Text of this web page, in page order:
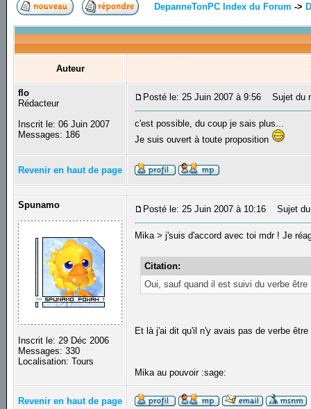
DepanneTonPC Index du Forum ->
Auteur
flo
Rédacteur
Inscrit le: 06 Juin 2007
Messages: 186
Posté le: 25 Juin 2007 à 9:56 Sujet du
c'est possible, du coup je sais plus...
Je suis ouvert à toute proposition
Revenir en haut de page
Spunamo
Inscrit le: 29 Déc 2006
Messages: 330
Localisation: Tours
Posté le: 25 Juin 2007 à 10:16 Sujet
Mika > j'suis d'accord avec toi mdr ! Je
Citation:
Oui, sauf quand il est suivi du verbe être
Et là j'ai dit qu'il n'y avais pas de verbe être
Mika au pouvoir :sage:
Revenir en haut de page